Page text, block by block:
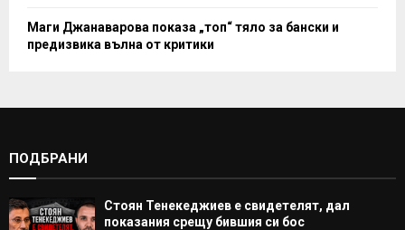
Маги Джанаварова показа „топ“ тяло за бански и
предизвика вълна от критики
ПОДБРАНИ
Стоян Тенекеджиев е свидетелят, дал
показания срещу бившия си бос